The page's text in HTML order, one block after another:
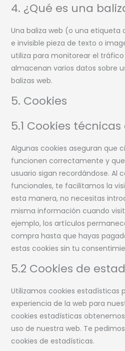
4. ¿Qué es una
Una baliza web (o una etiqueta
e invisible pieza de texto o
utiliza para monitorear el tráfico
almacenan varios datos sobre
balizas web.
5. Cookies
5.1 Cookies
Algunas cookies aseguran que
funcionen correctamente y
usuario sigan recordándose. Al
funcionales, te facilitamos la
esta manera, no necesitas
misma información cuando
ejemplo, los artículos
compra hasta que hayas
estas cookies sin tu
5.2 Cookies de
Utilizamos cookies estadísticas
experiencia de la web para
cookies estadísticas
uso de nuestra web. Te
cookies de estadísticas.